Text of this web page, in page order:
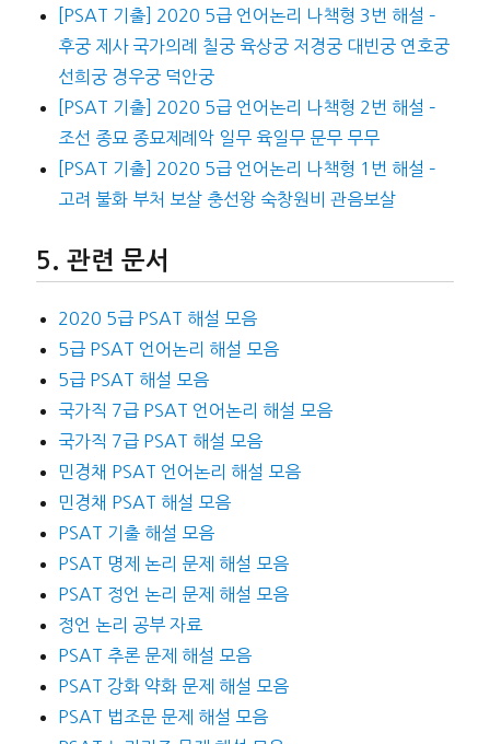
[PSAT 기출] 2020 5급 언어논리 나책형 3번 해설 –
후궁 제사 국가의례 칠궁 육상궁 저경궁 대빈궁 연호궁
선희궁 경우궁 덕안궁
[PSAT 기출] 2020 5급 언어논리 나책형 2번 해설 –
조선 종묘 종묘제례악 일무 육일무 문무 무무
[PSAT 기출] 2020 5급 언어논리 나책형 1번 해설 –
고려 불화 부처 보살 충선왕 숙창원비 관음보살
관련 문서
2020 5급 PSAT 해설 모음
5급 PSAT 언어논리 해설 모음
5급 PSAT 해설 모음
국가직 7급 PSAT 언어논리 해설 모음
국가직 7급 PSAT 해설 모음
민경채 PSAT 언어논리 해설 모음
민경채 PSAT 해설 모음
PSAT 기출 해설 모음
PSAT 명제 논리 문제 해설 모음
PSAT 정언 논리 문제 해설 모음
정언 논리 공부 자료
PSAT 추론 문제 해설 모음
PSAT 강화 약화 문제 해설 모음
PSAT 법조문 문제 해설 모음